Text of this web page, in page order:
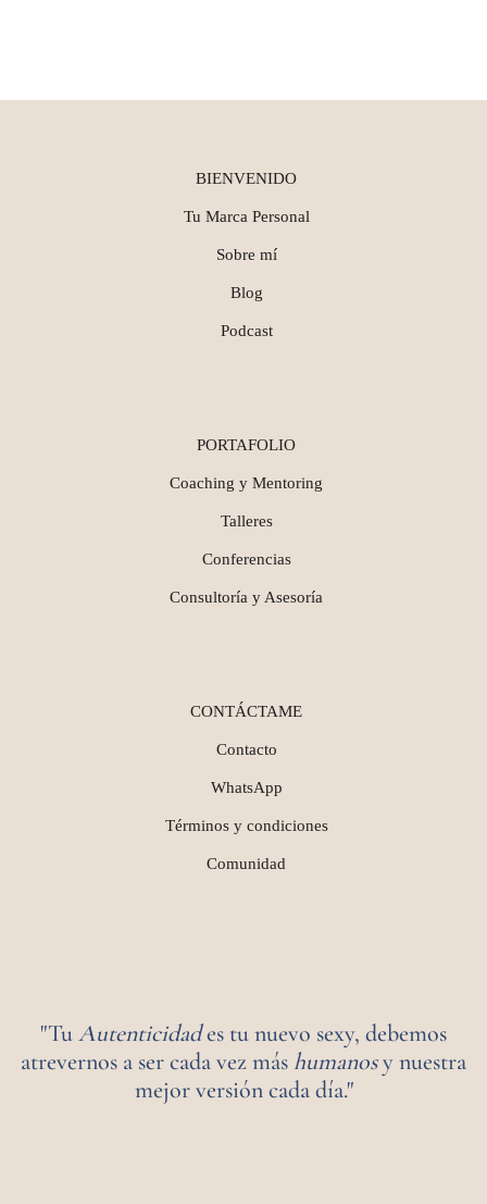
BIENVENIDO
Tu Marca Personal
Sobre mí
Blog
Podcast
PORTAFOLIO
Coaching y Mentoring
Talleres
Conferencias
Consultoría y Asesoría
CONTÁCTAME
Contacto
WhatsApp
Términos y condiciones
Comunidad
"TuAutenticidades tu nuevo sexy, debemos
atrevernos a ser cada vez máshumanosy nuestra
mejor versión cada día."